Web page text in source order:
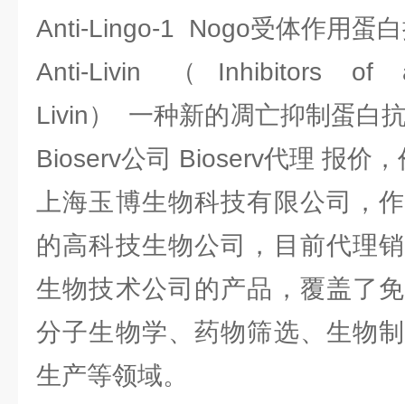
Anti-Lingo-1 Nogo受体作用蛋
Anti-Livin （Inhibitors of
Livin） 一种新的凋亡抑制蛋白
Bioserv公司 Bioserv代理 报价，
上海玉博生物科技有限公司，
的高科技生物公司，目前代理
生物技术公司的产品，覆盖了
分子生物学、药物筛选、生物
生产等领域。